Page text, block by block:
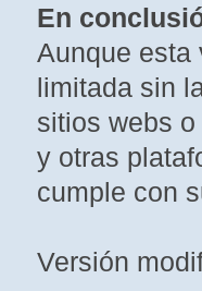
En
Aunque esta
limitada sin
sitios webs
y otras
cumple con
Versión